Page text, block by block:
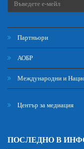
Партньори
АОБР
Международни и
Център за медиация
ПОСЛЕДНО В